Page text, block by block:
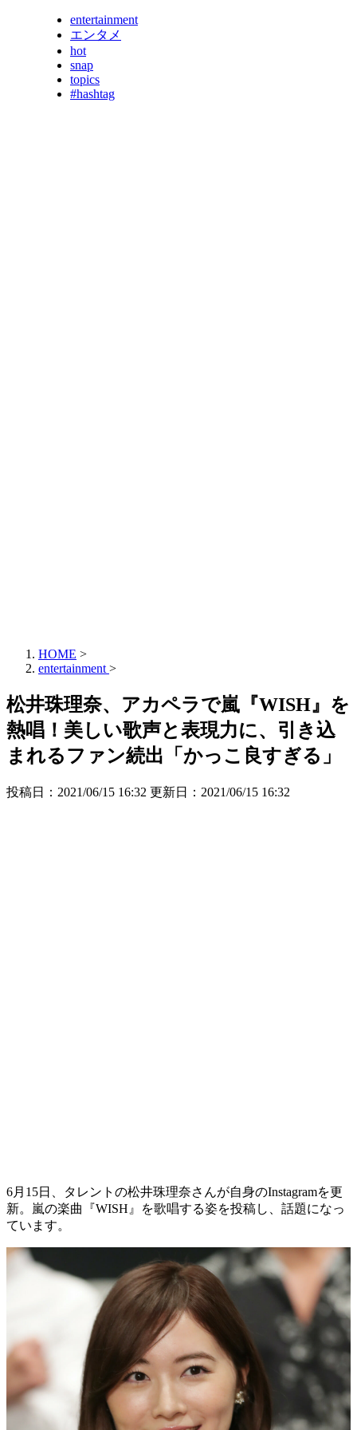
entertainment
エンタメ
hot
snap
topics
#hashtag
HOME >
entertainment >
松井珠理奈、アカペラで嵐『WISH』を
熱唱！美しい歌声と表現力に、引き込
まれるファン続出「かっこ良すぎる」
投稿日：2021/06/15 16:32 更新日： 2021/06/15 16:32
6月15日、タレントの松井珠理奈さんが自身のInstagramを更
新。嵐の楽曲『WISH』を歌唱する姿を投稿し、話題になっ
ています。